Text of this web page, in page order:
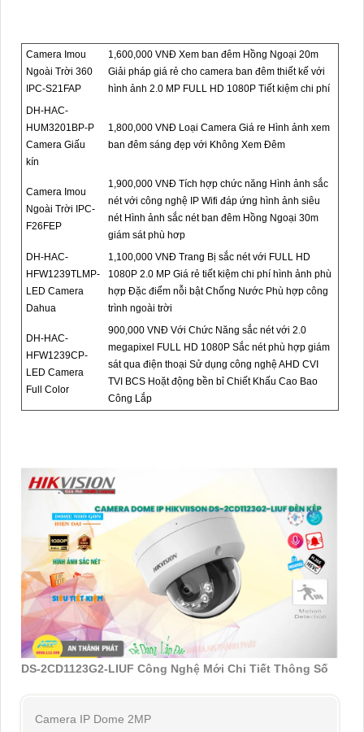
Camera Imou
Ngoài Trời 360
IPC-S21FAP
1,600,000 VNĐ Xem ban đêm Hồng Ngoại 20m
Giải pháp giá rẻ cho camera ban đêm thiết kế với
hình ảnh 2.0 MP FULL HD 1080P Tiết kiệm chi phí
DH-HAC-
HUM3201BP-P
Camera Giấu
kín
1,800,000 VNĐ Loại Camera Giá re Hình ảnh xem
ban đêm sáng đẹp với Không Xem Đêm
Camera Imou
Ngoài Trời IPC-
F26FEP
1,900,000 VNĐ Tích hợp chức năng Hình ảnh sắc
nét với công nghệ IP Wifi đáp ứng hình ảnh siêu
nét Hình ảnh sắc nét ban đêm Hồng Ngoại 30m
giám sát phù hơp
DH-HAC-
HFW1239TLMP-
LED Camera
Dahua
1,100,000 VNĐ Trang Bị sắc nét với FULL HD
1080P 2.0 MP Giá rẻ tiết kiệm chi phí hình ảnh phù
hợp Đặc điểm nỗi bật Chống Nước Phù hợp công
trình ngoài trời
DH-HAC-
HFW1239CP-
LED Camera
Full Color
900,000 VNĐ Với Chức Năng sắc nét với 2.0
megapixel FULL HD 1080P Sắc nét phù hợp giám
sát qua điện thoại Sử dụng công nghệ AHD CVI
TVI BCS Hoặt động bền bỉ Chiết Khấu Cao Bao
Công Lắp
DS-2CD1123G2-LIUF Công Nghệ Mới Chi Tiết Thông Số
Camera IP Dome 2MP